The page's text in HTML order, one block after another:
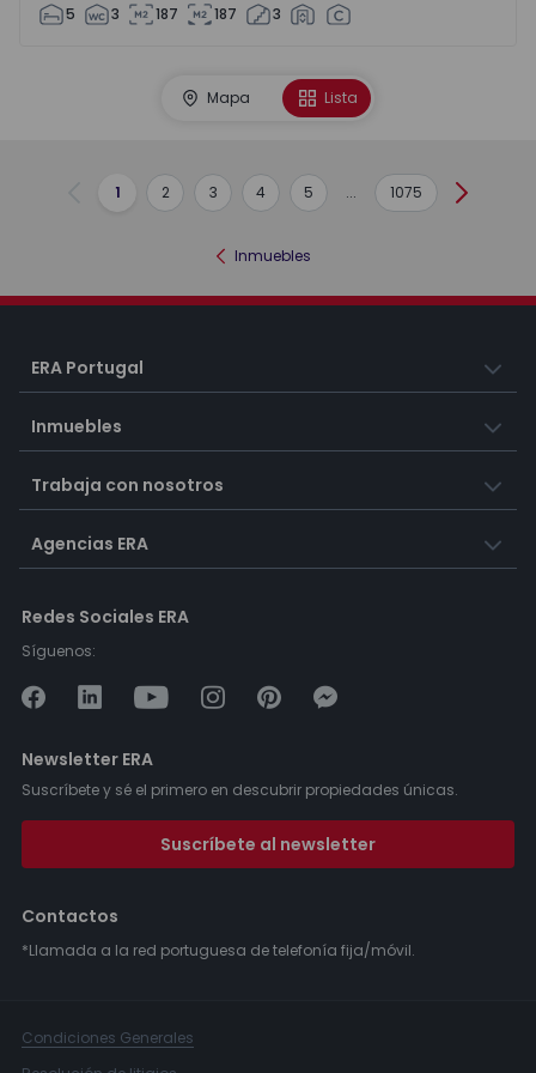
5 3 187 187 3
Mapa Lista
Anterior
1 2 3 4 5 ... 1075
Inmuebles
ERA Portugal
Inmuebles
Trabaja con nosotros
Agencias ERA
Redes Sociales ERA
Síguenos:
Newsletter ERA
Suscríbete y sé el primero en descubrir propiedades únicas.
Suscríbete al newsletter
Contactos
*Llamada a la red portuguesa de telefonía fija/móvil.
Condiciones Generales